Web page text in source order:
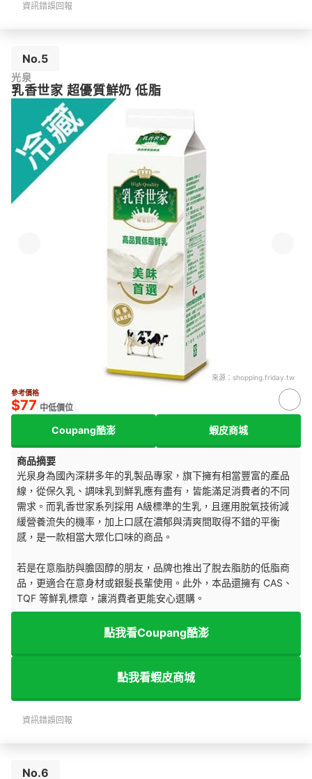
資訊錯誤回報
No.5
光泉
乳香世家 超優質鮮奶 低脂
來源： shopping.friday.tw
參考價格
$77 中低價位
Coupang酷澎 蝦皮商城
商品摘要
光泉身為國內深耕多年的乳製品專家，旗下擁有相當豐富的產品
線，從保久乳、調味乳到鮮乳應有盡有，皆能滿足消費者的不同
需求。而乳香世家系列採用 A級標準的生乳，且運用脫氧技術減
緩營養流失的機率，加上口感在濃郁與清爽間取得不錯的平衡
感，是一款相當大眾化口味的商品。
若是在意脂肪與膽固醇的朋友，品牌也推出了脫去脂肪的低脂商
品，更適合在意身材或銀髮長輩使用。此外，本品還擁有 CAS、
TQF 等鮮乳標章，讓消費者更能安心選購。
點我看Coupang酷澎
點我看蝦皮商城
資訊錯誤回報
No.6